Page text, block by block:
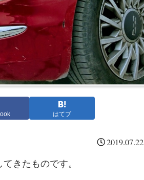
はてブ
2019.07.22
きたものです。